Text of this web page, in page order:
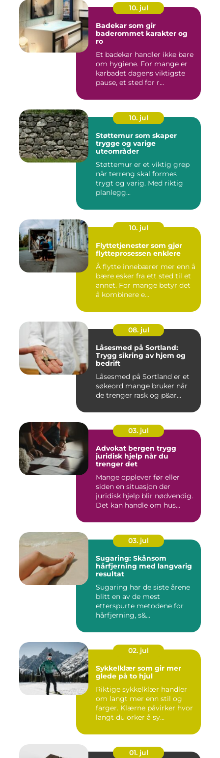
10. jul
Badekar som gir
baderommet karakter og
ro
Et badekar handler ikke bare
om hygiene. For mange er
karbadet dagens viktigste
pause, et sted for r...
10. jul
Støttemur som skaper
trygge og varige
uteområder
Støttemur er et viktig grep
når terreng skal formes
trygt og varig. Med riktig
planlegg...
10. jul
Flyttetjenester som gjør
flytteprosessen enklere
Å flytte innebærer mer enn å
bære esker fra ett sted til et
annet. For mange betyr det
å kombinere e...
08. jul
Låsesmed på Sortland:
Trygg sikring av hjem og
bedrift
Låsesmed på Sortland er et
søkeord mange bruker når
de trenger rask og p&ar...
03. jul
Advokat bergen trygg
juridisk hjelp når du
trenger det
Mange opplever før eller
siden en situasjon der
juridisk hjelp blir nødvendig.
Det kan handle om hus...
03. jul
Sugaring: Skånsom
hårfjerning med langvarig
resultat
Sugaring har de siste årene
blitt en av de mest
etterspurte metodene for
hårfjerning, s&...
02. jul
Sykkelklær som gir mer
glede på to hjul
Riktige sykkelklær handler
om langt mer enn stil og
farger. Klærne påvirker hvor
langt du orker å sy...
01. jul